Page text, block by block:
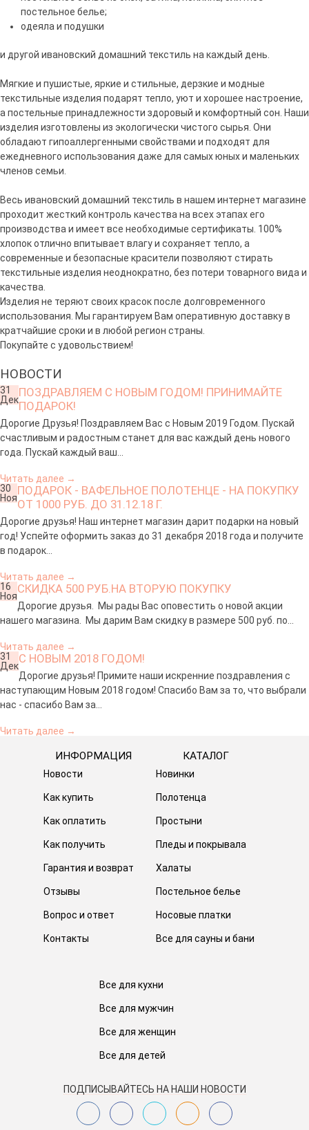
постельное белье;
одеяла и подушки
и другой ивановский домашний текстиль на каждый день.
Мягкие и пушистые, яркие и стильные, дерзкие и модные
текстильные изделия подарят тепло, уют и хорошее настроение,
а постельные принадлежности здоровый и комфортный сон. Наши
изделия изготовлены из экологически чистого сырья. Они
обладают гипоаллергенными свойствами и подходят для
ежедневного использования даже для самых юных и маленьких
членов семьи.
Весь ивановский домашний текстиль в нашем интернет магазине
проходит жесткий контроль качества на всех этапах его
производства и имеет все необходимые сертификаты. 100%
хлопок отлично впитывает влагу и сохраняет тепло, а
современные и безопасные красители позволяют стирать
текстильные изделия неоднократно, без потери товарного вида и
качества.
Изделия не теряют своих красок после долговременного
использования. Мы гарантируем Вам оперативную доставку в
кратчайшие сроки и в любой регион страны.
Покупайте с удовольствием!
НОВОСТИ
31
Дек
ПОЗДРАВЛЯЕМ С НОВЫМ ГОДОМ! ПРИНИМАЙТЕ
ПОДАРОК!
Дорогие Друзья! Поздравляем Вас с Новым 2019 Годом. Пускай
счастливым и радостным станет для вас каждый день нового
года. Пускай каждый ваш...
Читать далее →
30
Ноя
ПОДАРОК - ВАФЕЛЬНОЕ ПОЛОТЕНЦЕ - НА ПОКУПКУ
ОТ 1000 РУБ. ДО 31.12.18 Г.
Дорогие друзья! Наш интернет магазин дарит подарки на новый
год! Успейте оформить заказ до 31 декабря 2018 года и получите
в подарок...
Читать далее →
16
Ноя
СКИДКА 500 РУБ.НА ВТОРУЮ ПОКУПКУ
Дорогие друзья. Мы рады Вас оповестить о новой акции
нашего магазина. Мы дарим Вам скидку в размере 500 руб. по...
Читать далее →
31
Дек
С НОВЫМ 2018 ГОДОМ!
Дорогие друзья! Примите наши искренние поздравления с
наступающим Новым 2018 годом! Спасибо Вам за то, что выбрали
нас - спасибо Вам за...
Читать далее →
ИНФОРМАЦИЯ
Новости
Как купить
Как оплатить
Как получить
Гарантия и возврат
Отзывы
Вопрос и ответ
Контакты
КАТАЛОГ
Новинки
Полотенца
Простыни
Пледы и покрывала
Халаты
Постельное белье
Носовые платки
Все для сауны и бани
Все для кухни
Все для мужчин
Все для женщин
Все для детей
ПОДПИСЫВАЙТЕСЬ НА НАШИ НОВОСТИ